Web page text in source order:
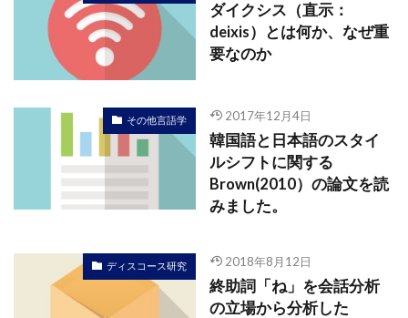
ダイクシス（直示：
deixis）とは何か、なぜ重
要なのか
その他言語学 2017年12月4日
韓国語と日本語のスタイ
ルシフトに関する
Brown(2010）の論文を読
みました。
ディスコース研究 2018年8月12日
終助詞「ね」を会話分析
の立場から分析した